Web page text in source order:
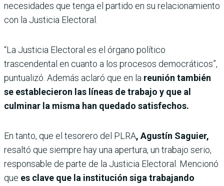
necesidades que tenga el partido en su relacionamiento
con la Justicia Electoral.
“La Justicia Electoral es el órgano político
trascendental en cuanto a los procesos democráticos”,
puntualizó. Además aclaró que en la reunión también
se establecieron las líneas de trabajo y que al
culminar la misma han quedado satisfechos.
En tanto, que el tesorero del PLRA, Agustín Saguier,
resaltó que siempre hay una apertura, un trabajo serio,
responsable de parte de la Justicia Electoral. Mencionó
que es clave que la institución siga trabajando